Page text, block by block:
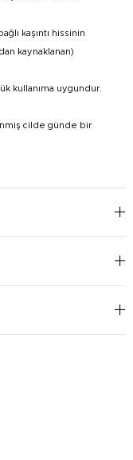
kaşıntı hissinin
kaynaklanan)
kullanıma uygundur.
cilde günde bir